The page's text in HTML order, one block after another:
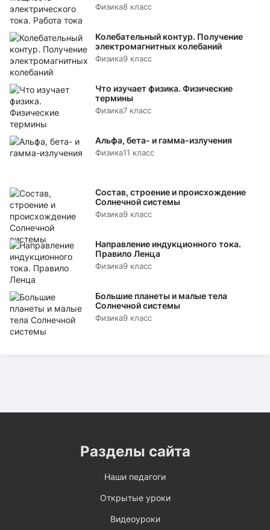
Физика8 класс
Колебательный контур. Получение
электромагнитных колебаний
Физика9 класс
Что изучает физика. Физические
термины
Физика7 класс
Альфа, бета- и гамма-излучения
Физика11 класс
Состав, строение и происхождение
Солнечной системы
Физика9 класс
Направление индукционного тока.
Правило Ленца
Физика9 класс
Большие планеты и малые тела
Солнечной системы
Физика9 класс
Разделы сайта
Наши педагоги
Открытые уроки
Видеоуроки